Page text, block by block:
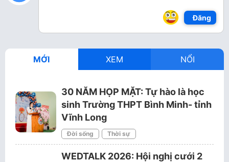
Đăng
MỚI XEM NỔI
30 NĂM HỌP MẶT: Tự hào là học
sinh Trường THPT Bình Minh- tỉnh
Vĩnh Long
Đời sống Thời sự
WEDTALK 2026: Hội nghị cưới 2